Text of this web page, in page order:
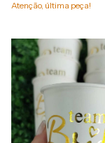
Atenção, última peça!